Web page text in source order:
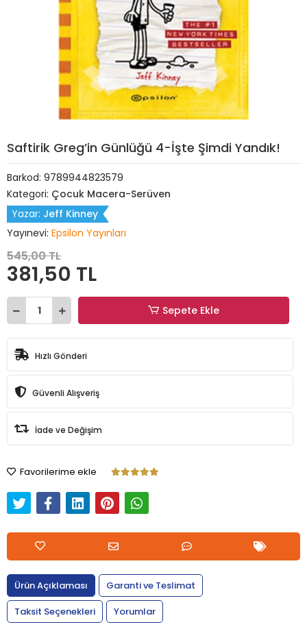
Saftirik Greg’in Günlüğü 4-İşte Şimdi Yandık!
Barkod: 9789944823579
Kategori: Çocuk Macera-Serüven
Yazar: Jeff Kinney
Yayınevi: Epsilon Yayınları
545,00 TL
381,50 TL
Sepete Ekle
Hızlı Gönderi
Güvenli Alışveriş
İade ve Değişim
Favorilerime ekle
Ürün Açıklaması
Garanti ve Teslimat
Taksit Seçenekleri
Yorumlar